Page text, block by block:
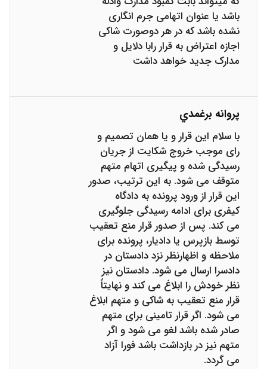
باشد یا عنوان اتهامی جرم انگاری
نشده باشد که در هر دوصورت شاکی
اجازه اعتراض به قرار رابا دلایل و
مدارک جدید خواهد داشت
پروانه برغمدي
با سلام این قرار و یا همان تصمیم و
رای موجب خروج شکایت از جریان
رسیدگی شده و پیگیری اتهام متهم
متوقف می شود. به این ترتیب، صدور
این قرار از ورود پرونده به دادگاه
کیفری برای ادامه رسیدگی جلوگیری
می کند. پس از صدور قرار منع تعقیب
توسط بازپرس یا دادیار، پرونده برای
ملاحظه و اظهارنظر نزد دادستان در
دادسرا ارسال می شود. دادستان نیز
نظر خودش را ابلاغ می کند و نهایتاً
قرار منع تعقیب به شاکی و متهم ابلاغ
می شود. اگر قرار تامینی برای متهم
صادر شده باشد لغو می شود و اگر
متهم نیز در بازداشت باشد فورا آزاد
می گردد.